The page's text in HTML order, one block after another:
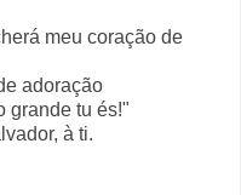
meu coração de
adoração
grande tu és!"
à ti.